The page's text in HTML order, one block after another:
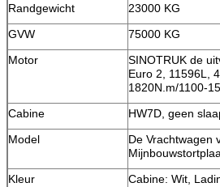
Randgewicht
23000 KG
GVW
75000 KG
Motor
SINOTRUK de
Euro 2, 11596L,
1820N.m/1100-
Cabine
HW7D, geen
Model
De Vrachtwagen
Kleur
Cabine: Wit,